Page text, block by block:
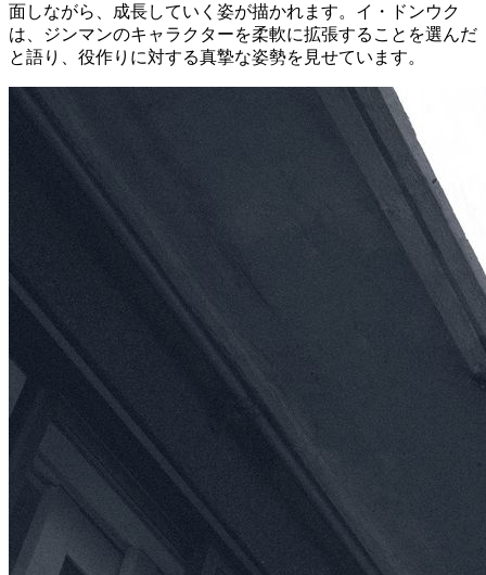
面しながら、成長していく姿が描かれます。イ・ドンウク
は、ジンマンのキャラクターを柔軟に拡張することを選んだ
と語り、役作りに対する真摯な姿勢を見せています。